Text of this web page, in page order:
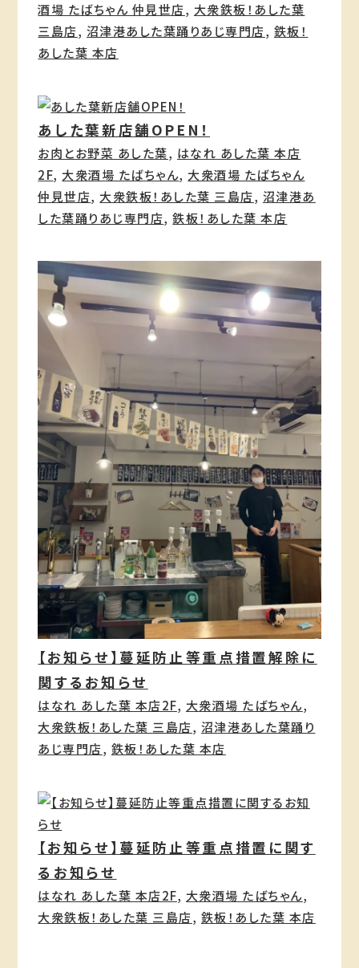
酒場 たばちゃん 仲見世店, 大衆鉄板！あした葉
三島店, 沼津港あした葉踊りあじ専門店, 鉄板！
あした葉 本店
あした葉新店舗OPEN！
お肉とお野菜 あした葉, はなれ あした葉 本店
2F, 大衆酒場 たばちゃん, 大衆酒場 たばちゃん
仲見世店, 大衆鉄板！あした葉 三島店, 沼津港あ
した葉踊りあじ専門店, 鉄板！あした葉 本店
【お知らせ】蔓延防止等重点措置解除に
関するお知らせ
はなれ あした葉 本店2F, 大衆酒場 たばちゃん
大衆鉄板！あした葉 三島店, 沼津港あした葉踊り
あじ専門店, 鉄板！あした葉 本店
【お知らせ】蔓延防止等重点措置に関す
るお知らせ
はなれ あした葉 本店2F, 大衆酒場 たばちゃん
大衆鉄板！あした葉 三島店, 鉄板！あした葉 本店